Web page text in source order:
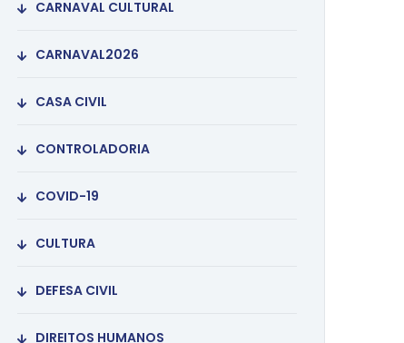
CARNAVAL CULTURAL
CARNAVAL2026
CASA CIVIL
CONTROLADORIA
COVID-19
CULTURA
DEFESA CIVIL
DIREITOS HUMANOS